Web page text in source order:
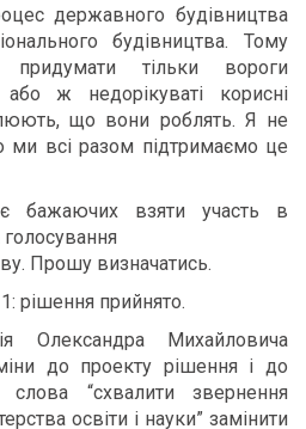
державного будівництва
будівництва. Тому
тільки вороги
ж недорікуваті корисні
що вони роблять. Я не
всі разом підтримаємо це
бажаючих взяти участь в
Прошу визначатись.
рішення прийнято.
Олександра Михайловича
до проекту рішення і до
“схвалити звернення
освіти і науки” замінити